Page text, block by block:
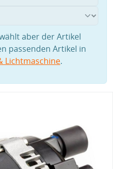
aber der Artikel
passenden Artikel in
Lichtmaschine.